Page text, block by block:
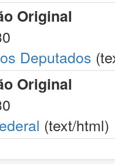
Original
Deputados
Original
(text/html)